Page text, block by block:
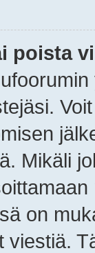
poista
Mikäli
on
viestiä.